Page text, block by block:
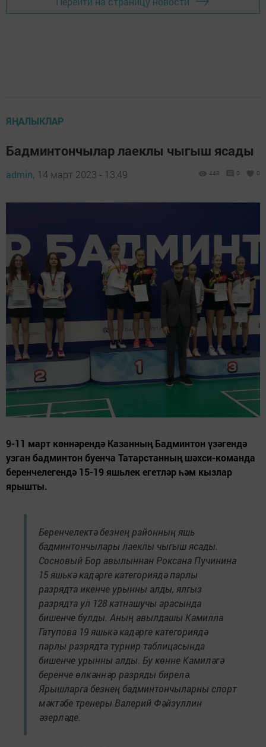
ЯҢАЛЫКЛАР
Бадминтончылар лаеклы чыгыш ясады
admin, 14 март 2023 - 13:49 448 0 0
9-11 март көннәрендә Казанның Бадминтон үзәгендә
узган бадминтон буенча Татарстанның шәхси-команда
беренчелегендә 15-19 яшьлек егетләр һәм кызлар
ярышты.
Беренчелектә безнең районның яшь
бадминтончылары лаеклы чыгыш ясады.
Сосновый Бор авылыннан Роксана Пучинина
15 яшькә кадәрге категориядә парлы
разрядта икенче урынны алды, ялгыз
разрядта ул 128 катнашучы арасында
бишенче булды. Аның авылдашы Камилла
Гатупова 19 яшькә кадәрге категориядә
парлы разрядта турнир таблицасында
бишенче урынны алды. Бу көнне Камиләгә
беренче өлкәннәр разряды бирелә.
Ярышларга безнең бадминтончыларны спорт
мәктәбе тренеры Валерий Фәйзуллин
әзерләде.